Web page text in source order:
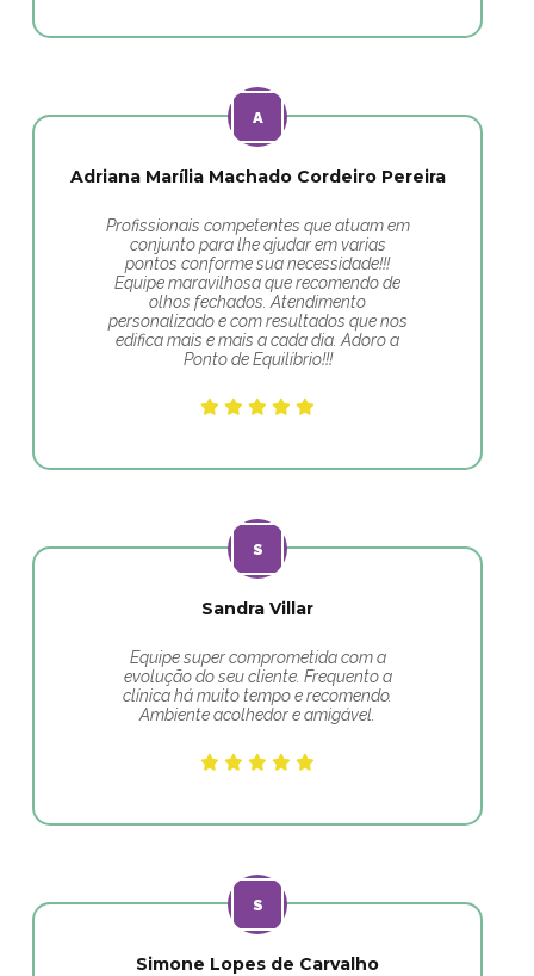
Adriana Marília Machado Cordeiro Pereira
Profissionais competentes que atuam em
conjunto para lhe ajudar em varias
pontos conforme sua necessidade!!!
Equipe maravilhosa que recomendo de
olhos fechados. Atendimento
personalizado e com resultados que nos
edifica mais e mais a cada dia. Adoro a
Ponto de Equilíbrio!!!
Sandra Villar
Equipe super comprometida com a
evolução do seu cliente. Frequento a
clínica há muito tempo e recomendo.
Ambiente acolhedor e amigável.
Simone Lopes de Carvalho